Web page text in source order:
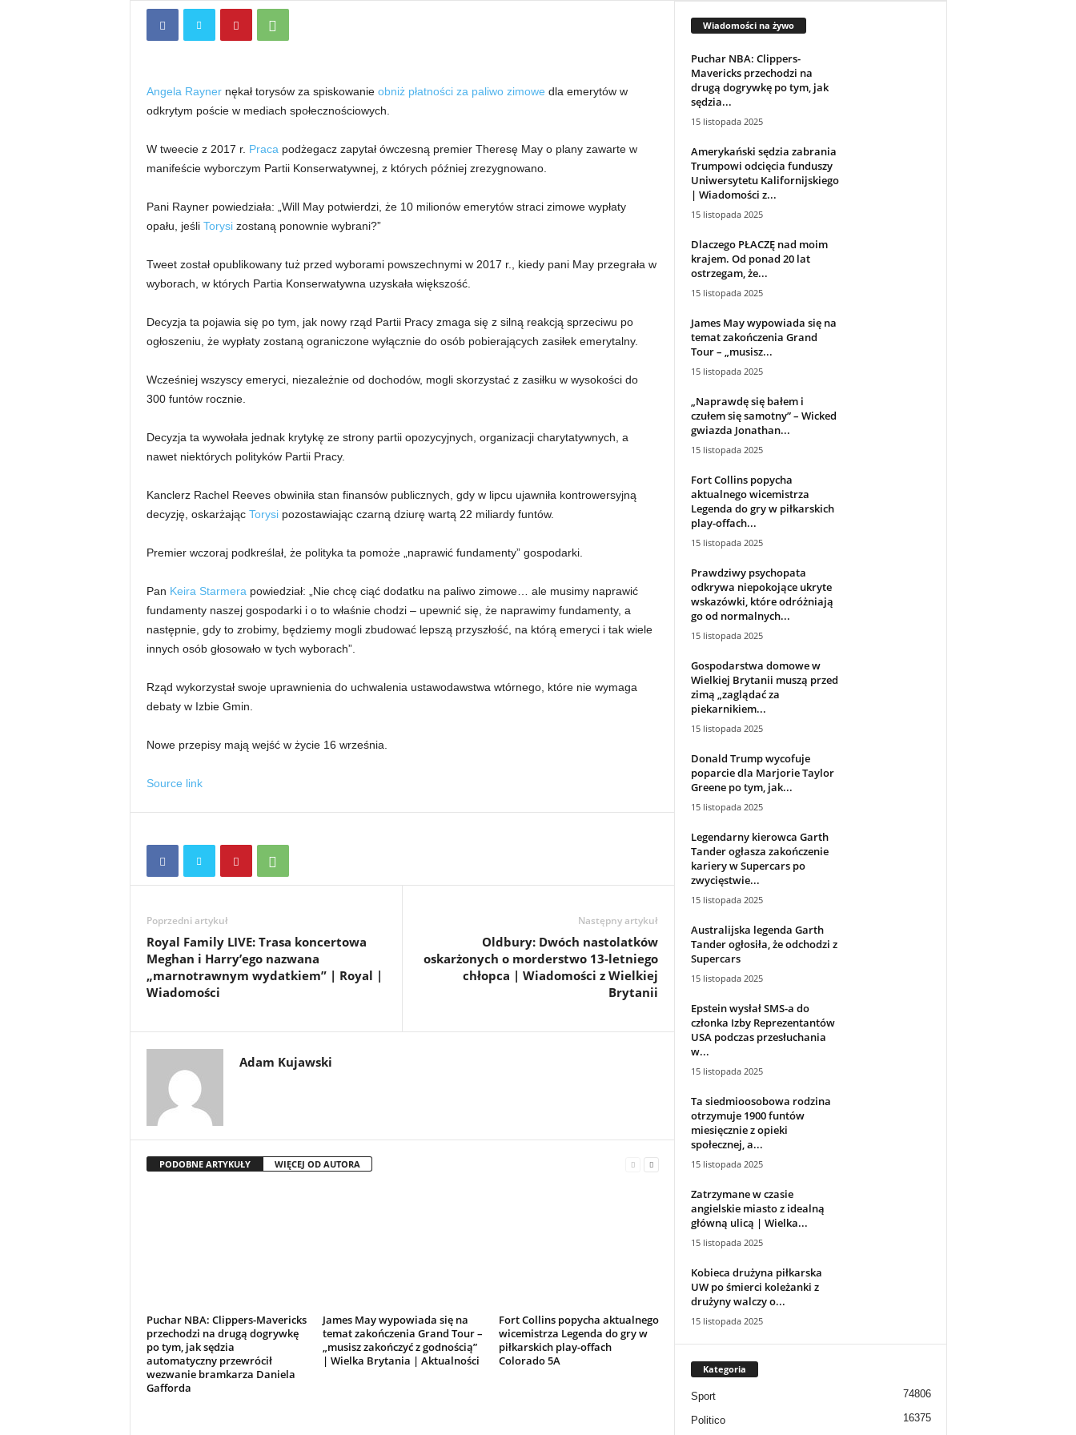
Angela Raynernękał torysów za spiskowanie obniż płatności za paliwo zimowe dla emerytów w
odkrytym poście w mediach społecznościowych.
W tweecie z 2017 r. Praca podżegacz zapytał ówczesną premier Theresę May o plany zawarte w
manifeście wyborczym Partii Konserwatywnej, z których później zrezygnowano.
Pani Rayner powiedziała: „Will May potwierdzi, że 10 milionów emerytów straci zimowe wypłaty
opału, jeśli Torysizostaną ponownie wybrani?”
Tweet został opublikowany tuż przed wyborami powszechnymi w 2017 r., kiedy pani May przegrała w
wyborach, w których Partia Konserwatywna uzyskała większość.
Decyzja ta pojawia się po tym, jak nowy rząd Partii Pracy zmaga się z silną reakcją sprzeciwu po
ogłoszeniu, że wypłaty zostaną ograniczone wyłącznie do osób pobierających zasiłek emerytalny.
Wcześniej wszyscy emeryci, niezależnie od dochodów, mogli skorzystać z zasiłku w wysokości do
300 funtów rocznie.
Decyzja ta wywołała jednak krytykę ze strony partii opozycyjnych, organizacji charytatywnych, a
nawet niektórych polityków Partii Pracy.
Kanclerz Rachel Reeves obwiniła stan finansów publicznych, gdy w lipcu ujawniła kontrowersyjną
decyzję, oskarżając Torysipozostawiając czarną dziurę wartą 22 miliardy funtów.
Premier wczoraj podkreślał, że polityka ta pomoże „naprawić fundamenty” gospodarki.
Pan Keira Starmera powiedział: „Nie chcę ciąć dodatku na paliwo zimowe… ale musimy naprawić
fundamenty naszej gospodarki i o to właśnie chodzi – upewnić się, że naprawimy fundamenty, a
następnie, gdy to zrobimy, będziemy mogli zbudować lepszą przyszłość, na którą emeryci i tak wiele
innych osób głosowało w tych wyborach”.
Rząd wykorzystał swoje uprawnienia do uchwalenia ustawodawstwa wtórnego, które nie wymaga
debaty w Izbie Gmin.
Nowe przepisy mają wejść w życie 16 września.
Source link
Poprzedni artykuł
Royal Family LIVE: Trasa koncertowa
Meghan i Harry’ego nazwana
„marnotrawnym wydatkiem” | Royal |
Wiadomości
Następny artykuł
Oldbury: Dwóch nastolatków
oskarżonych o morderstwo 13-letniego
chłopca | Wiadomości z Wielkiej
Brytanii
Adam Kujawski
PODOBNE ARTYKUŁY WIĘCEJ OD AUTORA
Puchar NBA: Clippers-Mavericks
przechodzi na drugą dogrywkę
po tym, jak sędzia
automatyczny przewrócił
wezwanie bramkarza Daniela
Gafforda
James May wypowiada się na
temat zakończenia Grand Tour –
„musisz zakończyć z godnością”
| Wielka Brytania | Aktualności
Fort Collins popycha aktualnego
wicemistrza Legenda do gry w
piłkarskich play-offach
Colorado 5A
Wiadomości na żywo
Puchar NBA: Clippers-
Mavericks przechodzi na
drugą dogrywkę po tym, jak
sędzia...
15 listopada 2025
Amerykański sędzia zabrania
Trumpowi odcięcia funduszy
Uniwersytetu Kalifornijskiego
| Wiadomości z...
15 listopada 2025
Dlaczego PŁACZĘ nad moim
krajem. Od ponad 20 lat
ostrzegam, że...
15 listopada 2025
James May wypowiada się na
temat zakończenia Grand
Tour – „musisz...
15 listopada 2025
„Naprawdę się bałem i
czułem się samotny” – Wicked
gwiazda Jonathan...
15 listopada 2025
Fort Collins popycha
aktualnego wicemistrza
Legenda do gry w piłkarskich
play-offach...
15 listopada 2025
Prawdziwy psychopata
odkrywa niepokojące ukryte
wskazówki, które odróżniają
go od normalnych...
15 listopada 2025
Gospodarstwa domowe w
Wielkiej Brytanii muszą przed
zimą „zaglądać za
piekarnikiem...
15 listopada 2025
Donald Trump wycofuje
poparcie dla Marjorie Taylor
Greene po tym, jak...
15 listopada 2025
Legendarny kierowca Garth
Tander ogłasza zakończenie
kariery w Supercars po
zwycięstwie...
15 listopada 2025
Australijska legenda Garth
Tander ogłosiła, że ​​odchodzi z
Supercars
15 listopada 2025
Epstein wysłał SMS-a do
członka Izby Reprezentantów
USA podczas przesłuchania
w...
15 listopada 2025
Ta siedmioosobowa rodzina
otrzymuje 1900 funtów
miesięcznie z opieki
społecznej, a...
15 listopada 2025
Zatrzymane w czasie
angielskie miasto z idealną
główną ulicą | Wielka...
15 listopada 2025
Kobieca drużyna piłkarska
UW po śmierci koleżanki z
drużyny walczy o...
15 listopada 2025
Kategoria
Sport 74806
Politico 16375